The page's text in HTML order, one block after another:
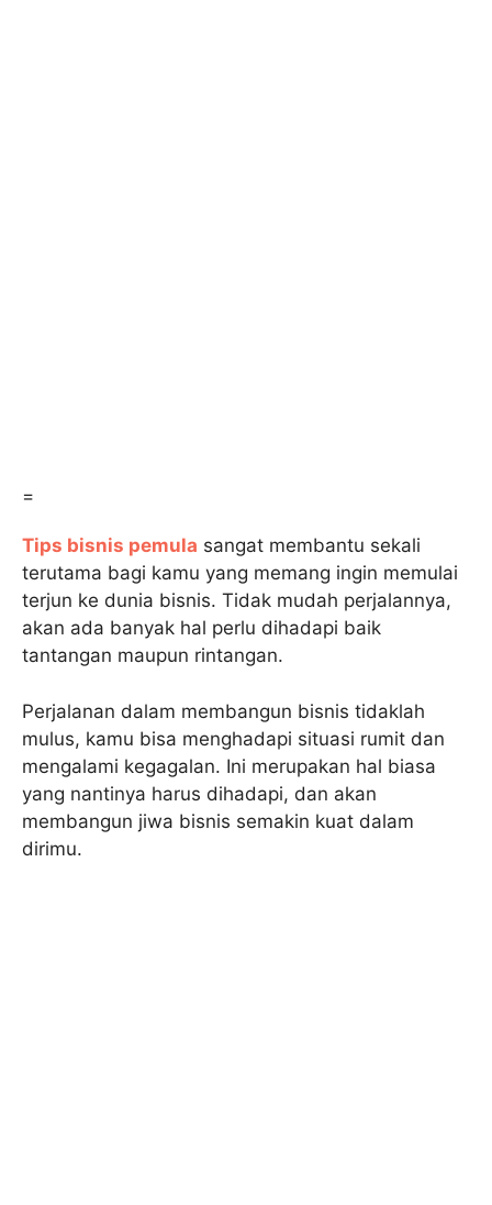
=
Tips bisnis pemula sangat membantu sekali
terutama bagi kamu yang memang ingin memulai
terjun ke dunia bisnis. Tidak mudah perjalannya,
akan ada banyak hal perlu dihadapi baik
tantangan maupun rintangan.
Perjalanan dalam membangun bisnis tidaklah
mulus, kamu bisa menghadapi situasi rumit dan
mengalami kegagalan. Ini merupakan hal biasa
yang nantinya harus dihadapi, dan akan
membangun jiwa bisnis semakin kuat dalam
dirimu.